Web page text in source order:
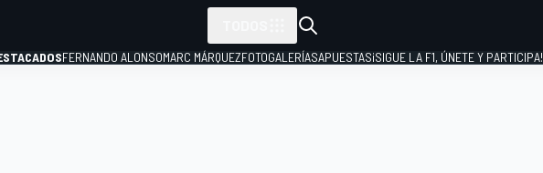
FERNANDO ALONSOMARC MÁRQUEZFOTOGALERÍASAPUESTAS¡SIGUE LA F1, ÚNETE Y PARTICIPA!